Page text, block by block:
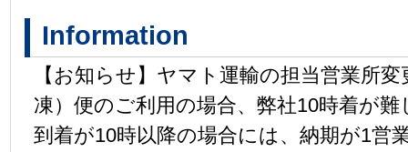
Information
【お知らせ】ヤマト運輸の担当営業所
凍）便のご利用の場合、弊社10時着が
到着が10時以降の場合には、納期が1営